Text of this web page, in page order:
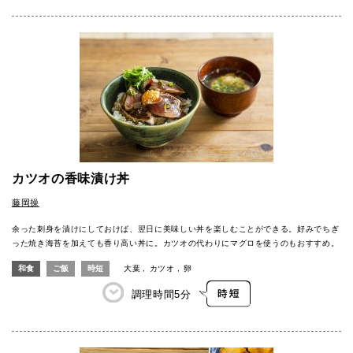
カツオの香味漬け丼
藤岡操
余った刺身を漬けにしておけば、翌日に美味しい丼を楽しむことができる。好みでちぎ
った焼き海苔を加えても香り高い丼に。カツオの代わりにマグロを使うのもおすすめ。
和食 ご飯 時短 大葉 カツオ 卵
調理時間5分